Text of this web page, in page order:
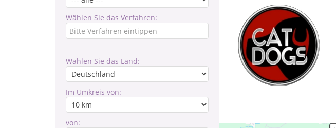
Wählen Sie das Verfahren:
Wählen Sie das Land:
Im Umkreis von:
von: